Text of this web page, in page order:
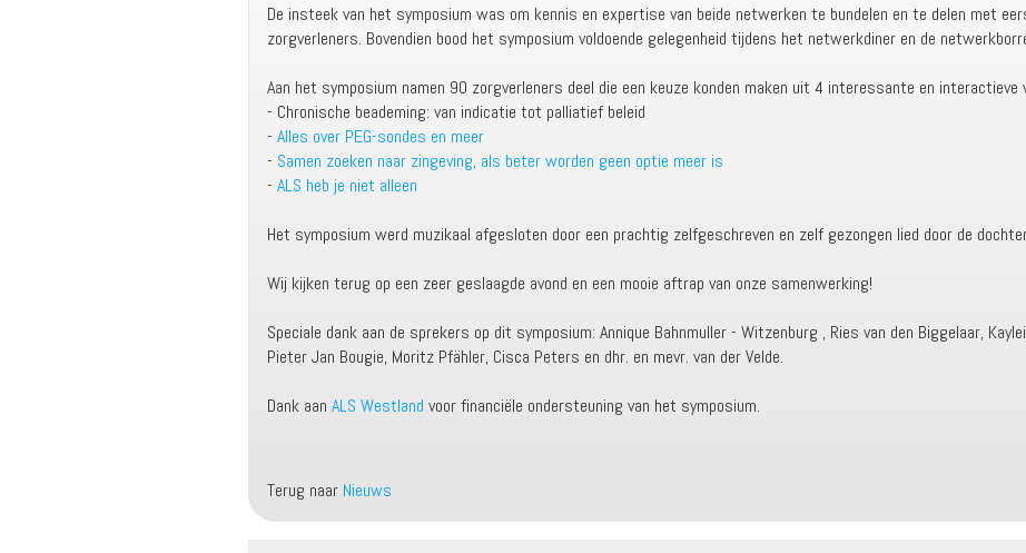
De insteek van het symposium was om kennis en expertise van beide netwerken te bundelen en te delen met
zorgverleners. Bovendien bood het symposium voldoende gelegenheid tijdens het netwerkdiner en de
Aan het symposium namen 90 zorgverleners deel die een keuze konden maken uit 4 interessante en interactieve
- Chronische beademing: van indicatie tot palliatief beleid
- Alles over PEG-sondes en meer
- Samen zoeken naar zingeving, als beter worden geen optie meer is
- ALS heb je niet alleen
Het symposium werd muzikaal afgesloten door een prachtig zelfgeschreven en zelf gezongen lied door de
Wij kijken terug op een zeer geslaagde avond en een mooie aftrap van onze samenwerking!
Speciale dank aan de sprekers op dit symposium: Annique Bahnmuller - Witzenburg , Ries van den Biggelaar,
Pieter Jan Bougie, Moritz Pfähler, Cisca Peters en dhr. en mevr. van der Velde.
Dank aan ALS Westland voor financiële ondersteuning van het symposium.
Terug naar Nieuws